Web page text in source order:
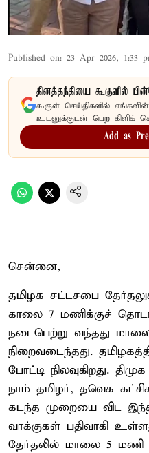
Published on: 23 Apr 2026, 1:33
தினத்தந்தியை கூகுளில்
கூகுள் செய்திகளில்
உடனுக்குடன் பெற கிளிக்
Add as
சென்னை,
தமிழக சட்டசபை
காலை 7 மணிக்குச்
நடைபெற்று வந்தது மாலை
நிறைவடைந்தது.
போட்டி நிலவுகிறது.
நாம் தமிழர், தவெக
கடந்த முறையை விட
வாக்குகள் பதிவாகி
தேர்தலில் மாலை 5 மணி